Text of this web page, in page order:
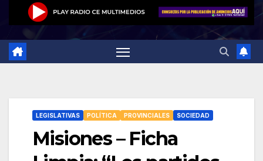
LEGISLATIVAS POLÍTICA PROVINCIALES SOCIEDAD
Misiones – Ficha